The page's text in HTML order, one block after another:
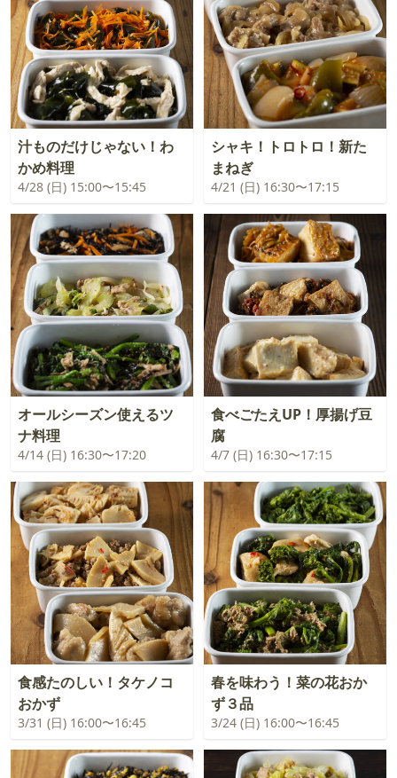
汁ものだけじゃない！わ
かめ料理
4/28 (日) 15:00〜15:45
シャキ！トロトロ！新た
まねぎ
4/21 (日) 16:30〜17:15
オールシーズン使えるツ
ナ料理
4/14 (日) 16:30〜17:20
食べごたえUP！厚揚げ豆
腐
4/7 (日) 16:30〜17:15
食感たのしい！タケノコ
おかず
3/31 (日) 16:00〜16:45
春を味わう！菜の花おか
ず３品
3/24 (日) 16:00〜16:45